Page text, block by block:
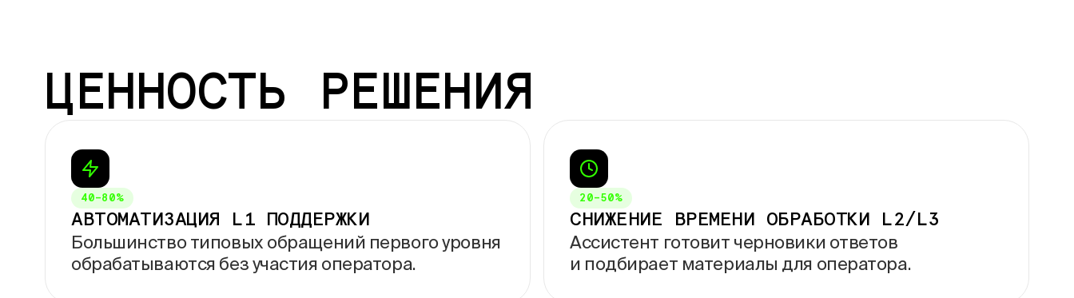
ЦЕННОСТЬ РЕШЕНИЯ
40–80%
АВТОМАТИЗАЦИЯ L1 ПОДДЕРЖКИ
Большинство типовых обращений первого уровня
обрабатываются без участия оператора.
20–50%
СНИЖЕНИЕ ВРЕМЕНИ ОБРАБОТКИ L2/L3
Ассистент готовит черновики ответов
и подбирает материалы для оператора.